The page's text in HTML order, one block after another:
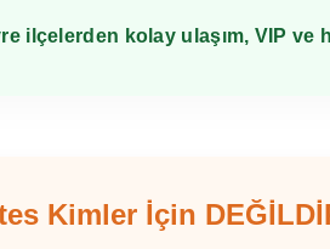
ilçelerden kolay ulaşım, VIP ve
Kimler İçin